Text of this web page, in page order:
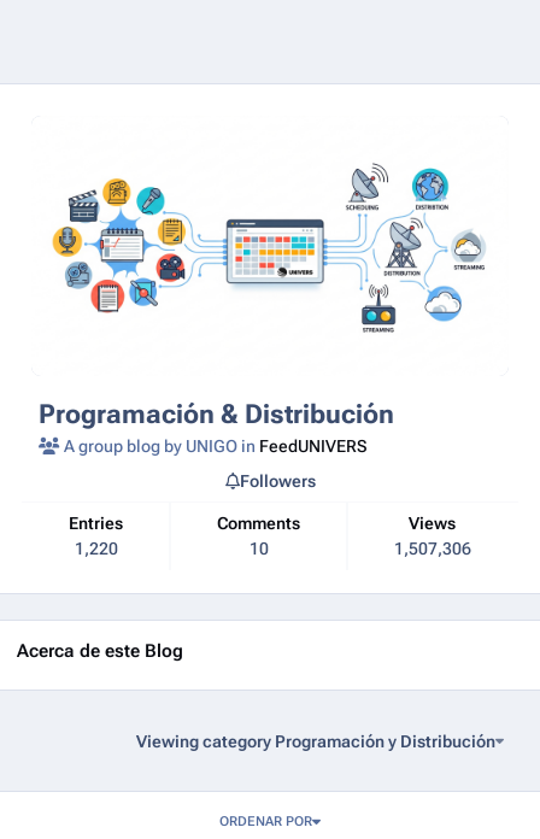
Programación & Distribución
A group blog by UNIGO in FeedUNIVERS
Entries
1,220
Comments
10
Views
1,507,306
Followers
Acerca de este Blog
Viewing category Programación y Distribución
ORDENAR POR